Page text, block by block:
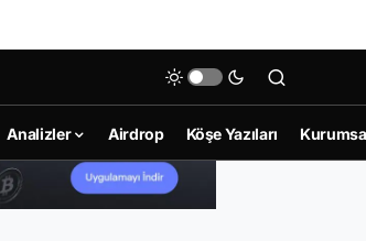
Analizler Airdrop Köşe Yazıları